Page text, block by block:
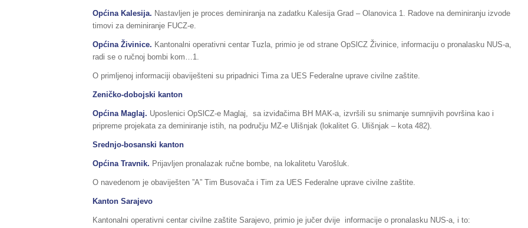
Općina Kalesija. Nastavljen je proces deminiranja na zadatku Kalesija Grad – Olanovica 1. Radove na deminiranju izvode
timovi za deminiranje FUCZ-e.
Općina Živinice. Kantonalni operativni centar Tuzla, primio je od strane OpSlCZ Živinice, informaciju o pronalasku NUS-a,
radi se o ručnoj bombi kom…1.
O primljenoj informaciji obaviješteni su pripadnici Tima za UES Federalne uprave civilne zaštite.
Zeničko-dobojski kanton
Općina Maglaj. Uposlenici OpSlCZ-e Maglaj, sa izviđačima BH MAK-a, izvršili su snimanje sumnjivih površina kao i
pripreme projekata za deminiranje istih, na području MZ-e Ulišnjak (lokalitet G. Ulišnjak – kota 482).
Srednjo-bosanski kanton
Općina Travnik. Prijavljen pronalazak ručne bombe, na lokalitetu Varošluk.
O navedenom je obaviješten ”A” Tim Busovača i Tim za UES Federalne uprave civilne zaštite.
Kanton Sarajevo
Kantonalni operativni centar civilne zaštite Sarajevo, primio je jučer dvije informacije o pronalasku NUS-a, i to: